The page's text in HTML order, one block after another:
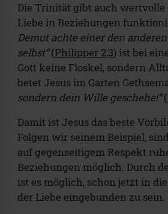
Die Trinität gibt auch wertvolle
Liebe in Beziehungen
Demut achte einer den
selbst“(Philipper 2,3) ist bei
Gott keine Floskel, sondern
betet Jesus im Garten
sondern dein Wille geschehe!“(
Damit ist Jesus das beste
Folgen wir seinem Beispiel,
auf gegenseitigem Respekt
Beziehungen möglich. Durch
ist es möglich, schon jetzt in
der Liebe eingebunden zu sein.